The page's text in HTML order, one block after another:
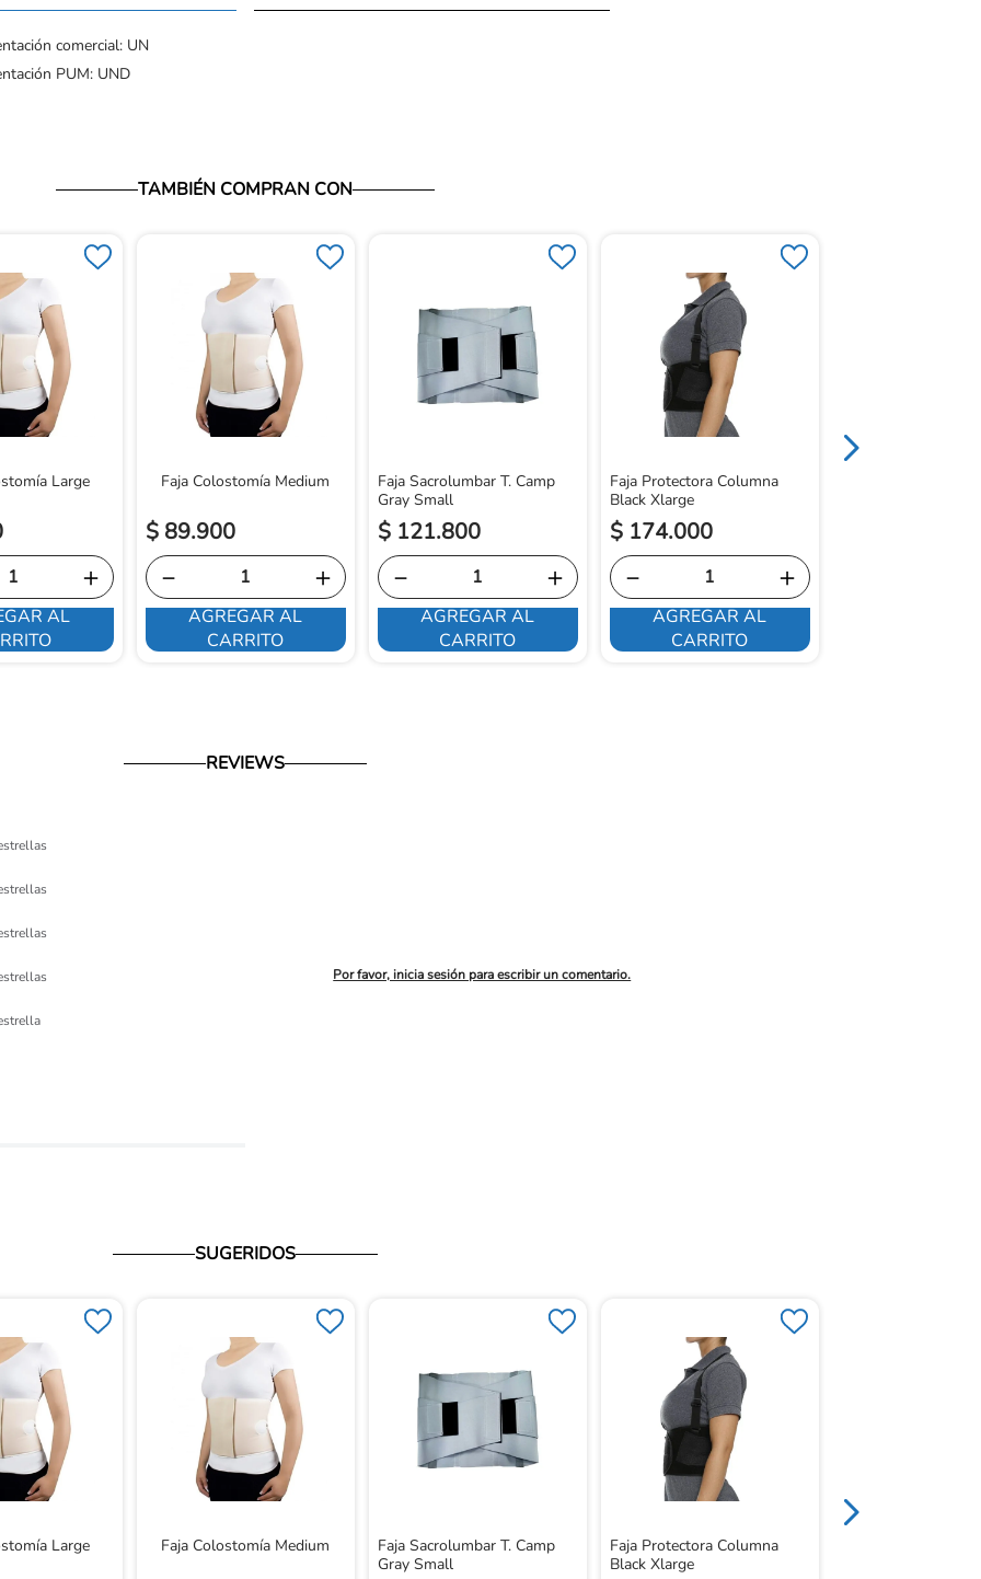
comercial: UN
PUM: UND
TAMBIÉN COMPRAN CON
Large
＋
AL
Faja Colostomía Medium
$ 89.900
＋
－
AGREGAR AL
CARRITO
Faja Sacrolumbar T. Camp
Gray Small
$ 121.800
＋
－
AGREGAR AL
CARRITO
Faja Protectora Columna
Black Xlarge
$ 174.000
＋
－
AGREGAR AL
CARRITO
REVIEWS
Por favor, inicia sesión para escribir un comentario.
SUGERIDOS
Large Faja Colostomía Medium
Faja Sacrolumbar T. Camp
Gray Small
Faja Protectora Columna
Black Xlarge